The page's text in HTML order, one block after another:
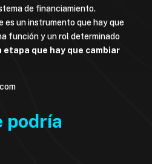
de financiamiento.
es un instrumento que hay que
función y un rol determinado
etapa que hay que cambiar
podría